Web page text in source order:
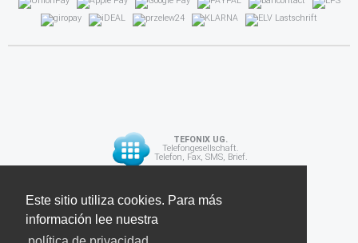
Diese Seite verwendet Cookies. Für weitere
Informationen lesen Sie unsere
Este sitio utiliza cookies. Para más
información lee nuestra
TEFONIX UG.
Telefongesellschaft.
Telefon, Fax, SMS, Brief.
API